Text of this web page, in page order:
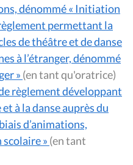
dénommé « Initiation
permettant la
de théâtre et de danse
à l’étranger, dénommé
»
(en tant qu'oratrice)
règlement développant
à la danse auprès du
d’animations,
» (en tant